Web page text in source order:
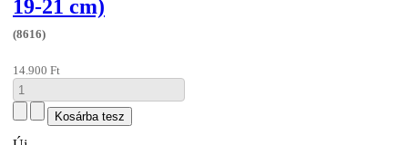
19-21 cm)
(8616)
14.900 Ft